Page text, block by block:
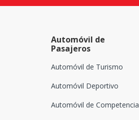
Automóvil de
Pasajeros
Automóvil de Turismo
Automóvil Deportivo
Automóvil de Competencia